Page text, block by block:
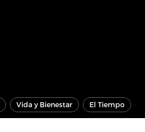
Vida y Bienestar El Tiempo